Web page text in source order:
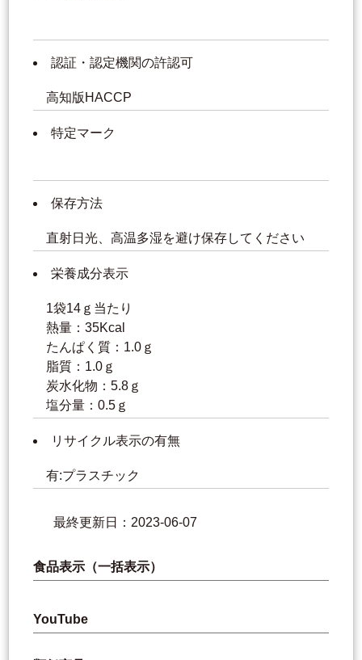
認証・認定機関の許認可
高知版HACCP
特定マーク
保存方法
直射日光、高温多湿を避け保存してください
栄養成分表示
1袋14ｇ当たり
熱量：35Kcal
たんぱく質：1.0ｇ
脂質：1.0ｇ
炭水化物：5.8ｇ
塩分量：0.5ｇ
リサイクル表示の有無
有:プラスチック
最終更新日：2023-06-07
食品表示（一括表示）
YouTube